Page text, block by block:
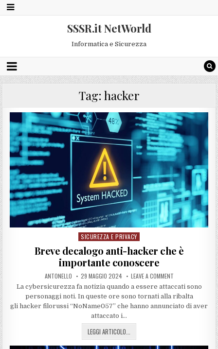
SSSR.it NetWorld
Informatica e Sicurezza
Tag: hacker
Posted
in
SICUREZZA E PRIVACY
Breve decalogo anti-hacker che è
importante conoscere
ANTONELLO 29 MAGGIO 2024 LEAVE A COMMENT
La cybersicurezza fa notizia quando a essere attaccati sono
personaggi noti. In queste ore sono tornati alla ribalta
gli hacker filorussi “NoName057” che hanno annunciato di aver
attaccato i…
LEGGI ARTICOLO...